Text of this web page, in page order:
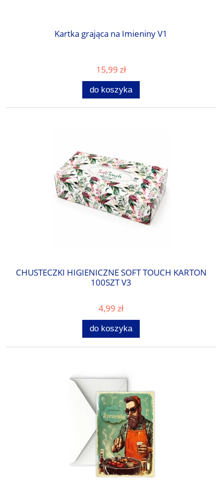
Kartka grająca na Imieniny V1
15,99 zł
do koszyka
CHUSTECZKI HIGIENICZNE SOFT TOUCH KARTON
100SZT V3
4,99 zł
do koszyka